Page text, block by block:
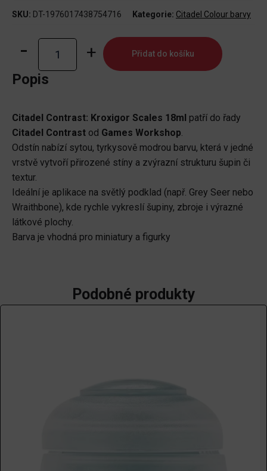
SKU: DT-1976017438754716 Kategorie: Citadel Colour barvy
Contrast:
Kroxigor
Scales
Přidat do košíku
Popis
Citadel Contrast: Kroxigor Scales 18ml patří do řady
Citadel Contrast od Games Workshop.
Odstín nabízí sytou, tyrkysově modrou barvu, která v jedné
vrstvě vytvoří přirozené stíny a zvýrazní strukturu šupin či
textur.
Ideální je aplikace na světlý podklad (např. Grey Seer nebo
Wraithbone), kde rychle vykreslí šupiny, zbroje i výrazné
látkové plochy.
Barva je vhodná pro miniatury a figurky
Podobné produkty